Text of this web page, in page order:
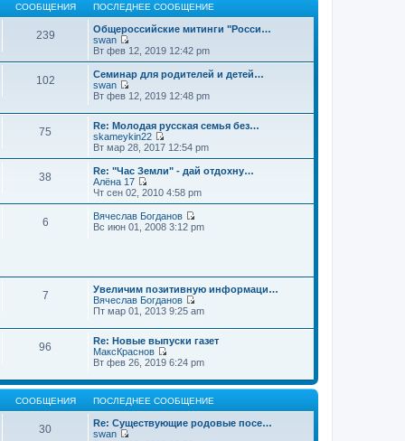
СООБЩЕНИЯ ПОСЛЕДНЕЕ СООБЩЕНИЕ
239
Общероссийские митинги "Росси…
swan
П
е
р
е
й
т
и
к
п
о
с
л
е
д
м
у
б
щ
е
н
ю
Вт фев 12, 2019 12:42 pm
102
Семинар для родителей и детей…
swan
П
р
е
й
т
и
к
п
о
с
л
е
у
с
о
о
щ
е
н
и
Вт фев 12, 2019 12:48 pm
75
Re: Молодая русская семья без…
skameykin22
П
е
р
е
й
к
п
е
д
н
е
у
с
о
о
щ
н
ю
Вт мар 28, 2017 12:54 pm
38
Re: "Час Земли" - дай отдохну…
Алёна 17
П
е
р
е
й
п
о
с
л
д
н
е
м
с
о
о
щ
Чт сен 02, 2010 4:58 pm
6
Вячеслав Богданов
П
т
и
п
л
д
е
м
у
с
Вс июн 01, 2008 3:12 pm
7
Увеличим позитивную информаци…
Вячеслав Богданов
П
р
е
т
к
п
о
л
Пт мар 01, 2013 9:25 am
96
Re: Новые выпуски газет
МаксКраснов
П
р
е
й
т
и
Вт фев 26, 2019 6:24 pm
СООБЩЕНИЯ ПОСЛЕДНЕЕ СООБЩЕНИЕ
30
Re: Существующие родовые посе…
swan